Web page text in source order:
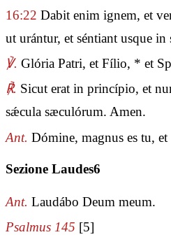
16:22 Dabit enim ignem, et
ut urántur, et séntiant usque in
℣. Glória Patri, et Fílio, * et
℟. Sicut erat in princípio, et
sǽcula sæculórum. Amen.
Ant. Dómine, magnus es tu,
Sezione Laudes6
Ant. Laudábo Deum meum.
Psalmus 145 [5]